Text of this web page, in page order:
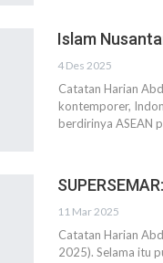
Islam
4 Des 2025
Catatan Harian
kontemporer,
berdirinya ASEAN
11 Mar 2025
Catatan Harian
2025). Selama itu